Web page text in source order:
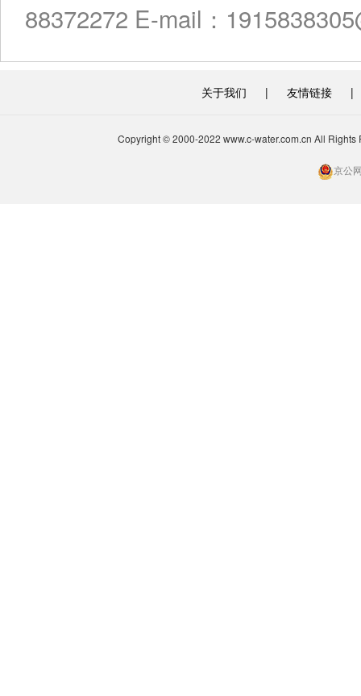
88372272 E-mail：
关于我们 | 友情链接 |
Copyright © 2000-2022 www.c-water.com.cn All
京公